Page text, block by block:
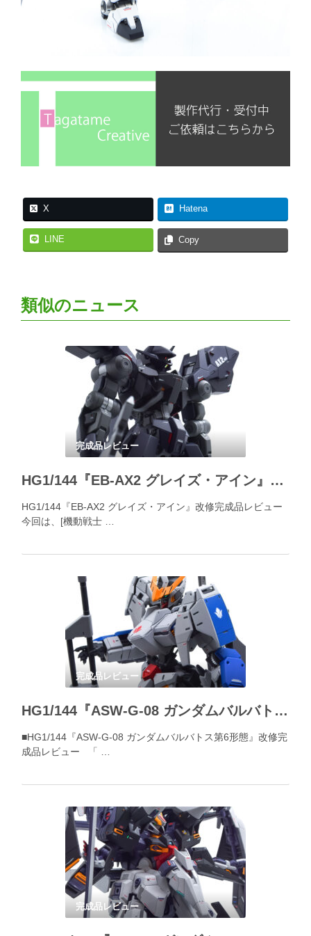
X Hatena
LINE Copy
類似のニュース
完成品レビュー
HG1/144『EB-AX2 グレイズ・アイン』改修完成品レビュー
HG1/144『EB-AX2 グレイズ・アイン』改修完成品レビュー
今回は、[機動戦士 …
完成品レビュー
HG1/144『ASW-G-08 ガンダムバルバトス第6形態』改修完成品レビュー
■HG1/144『ASW-G-08 ガンダムバルバトス第6形態』改修完
成品レビュー 「 …
完成品レビュー